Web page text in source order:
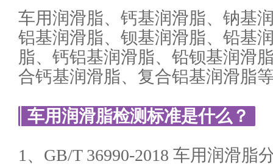
车用润滑脂、钙基润滑脂、钠基
铝基润滑脂、钡基润滑脂、铅基
脂、钙铝基润滑脂、铅钡基润滑
合钙基润滑脂、复合铝基润滑脂
车用润滑脂检测标准是什么？
1、GB/T 36990-2018 车用润滑脂